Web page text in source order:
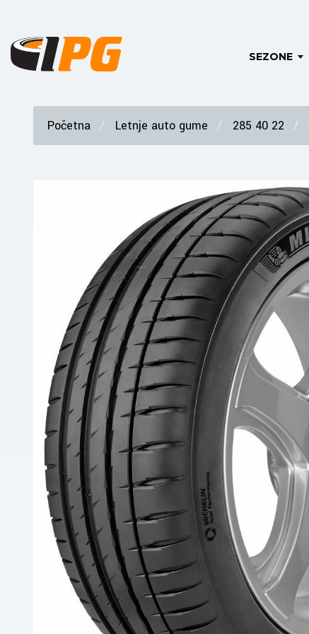
SEZONE
Početna Letnje auto gume 285 40 22